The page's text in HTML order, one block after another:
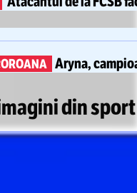
Aryna,
din sport